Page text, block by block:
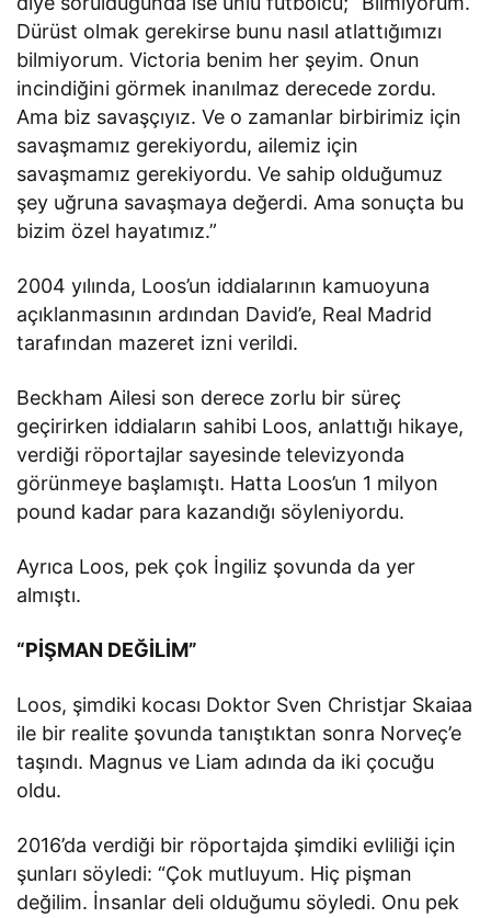
Dürüst olmak gerekirse bunu nasıl atlattığımızı
bilmiyorum. Victoria benim her şeyim. Onun
incindiğini görmek inanılmaz derecede zordu.
Ama biz savaşçıyız. Ve o zamanlar birbirimiz için
savaşmamız gerekiyordu, ailemiz için
savaşmamız gerekiyordu. Ve sahip olduğumuz
şey uğruna savaşmaya değerdi. Ama sonuçta bu
bizim özel hayatımız.”
2004 yılında, Loos’un iddialarının kamuoyuna
açıklanmasının ardından David’e, Real Madrid
tarafından mazeret izni verildi.
Beckham Ailesi son derece zorlu bir süreç
geçirirken iddiaların sahibi Loos, anlattığı hikaye,
verdiği röportajlar sayesinde televizyonda
görünmeye başlamıştı. Hatta Loos’un 1 milyon
pound kadar para kazandığı söyleniyordu.
Ayrıca Loos, pek çok İngiliz şovunda da yer
almıştı.
“PİŞMAN DEĞİLİM”
Loos, şimdiki kocası Doktor Sven Christjar Skaiaa
ile bir realite şovunda tanıştıktan sonra Norveç’e
taşındı. Magnus ve Liam adında da iki çocuğu
oldu.
2016’da verdiği bir röportajda şimdiki evliliği için
şunları söyledi: “Çok mutluyum. Hiç pişman
değilim. İnsanlar deli olduğumu söyledi. Onu pek